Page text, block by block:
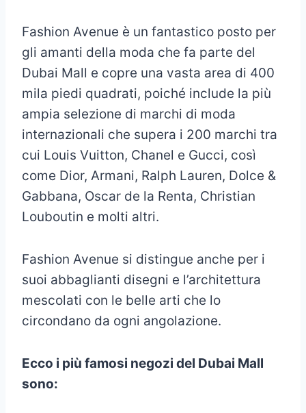
Fashion Avenue è un fantastico posto per
gli amanti della moda che fa parte del
Dubai Mall e copre una vasta area di 400
mila piedi quadrati, poiché include la più
ampia selezione di marchi di moda
internazionali che supera i 200 marchi tra
cui Louis Vuitton, Chanel e Gucci, così
come Dior, Armani, Ralph Lauren, Dolce &
Gabbana, Oscar de la Renta, Christian
Louboutin e molti altri.
Fashion Avenue si distingue anche per i
suoi abbaglianti disegni e l’architettura
mescolati con le belle arti che lo
circondano da ogni angolazione.
Ecco i più famosi negozi del Dubai Mall
sono: